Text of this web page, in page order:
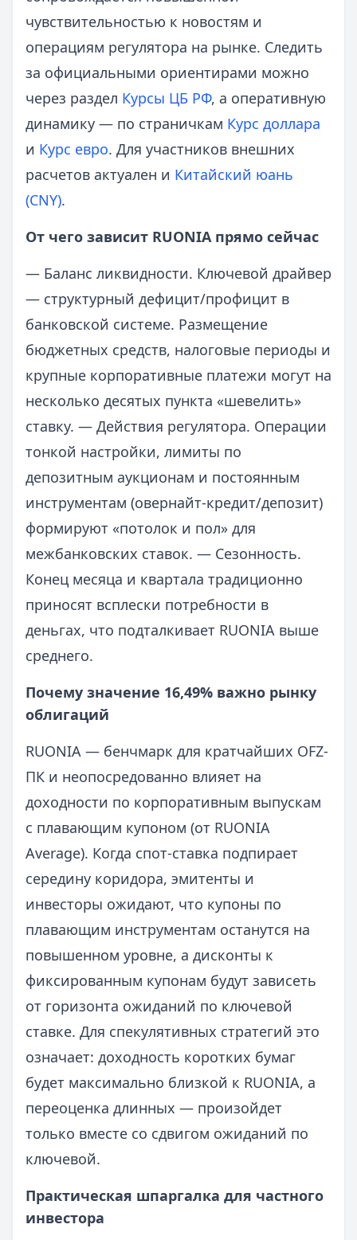
чувствительностью к новостям и
операциям регулятора на рынке. Следить
за официальными ориентирами можно
через раздел Курсы ЦБ РФ, а оперативную
динамику — по страничкам Курс доллара
и Курс евро. Для участников внешних
расчетов актуален и Китайский юань
(CNY).
От чего зависит RUONIA прямо сейчас
— Баланс ликвидности. Ключевой драйвер
— структурный дефицит/профицит в
банковской системе. Размещение
бюджетных средств, налоговые периоды и
крупные корпоративные платежи могут на
несколько десятых пункта «шевелить»
ставку. — Действия регулятора. Операции
тонкой настройки, лимиты по
депозитным аукционам и постоянным
инструментам (овернайт-кредит/депозит)
формируют «потолок и пол» для
межбанковских ставок. — Сезонность.
Конец месяца и квартала традиционно
приносят всплески потребности в
деньгах, что подталкивает RUONIA выше
среднего.
Почему значение 16,49% важно рынку
облигаций
RUONIA — бенчмарк для кратчайших OFZ-
ПК и неопосредованно влияет на
доходности по корпоративным выпускам
с плавающим купоном (от RUONIA
Average). Когда спот-ставка подпирает
середину коридора, эмитенты и
инвесторы ожидают, что купоны по
плавающим инструментам останутся на
повышенном уровне, а дисконты к
фиксированным купонам будут зависеть
от горизонта ожиданий по ключевой
ставке. Для спекулятивных стратегий это
означает: доходность коротких бумаг
будет максимально близкой к RUONIA, а
переоценка длинных — произойдет
только вместе со сдвигом ожиданий по
ключевой.
Практическая шпаргалка для частного
инвестора